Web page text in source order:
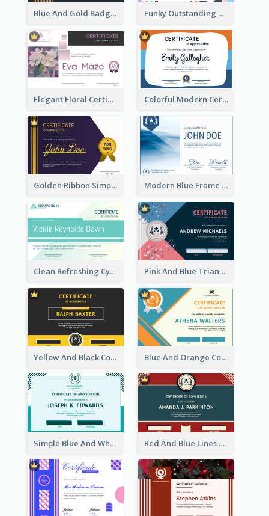
Blue And Gold Badge Appreciation Certificate Funky Outstanding Shapes Certificate Design Template Ideas
Elegant Floral Certificate Design Template Idea Colorful Modern Certificate Design For Student
Golden Ribbon Simple Indigo Certificate Design Modern Blue Frame With Photo Certificate Design
Clean Refreshing Cyber Best Certificate Design Pink And Blue Triangles Confetti Celebration Certificate
Yellow And Black Contrast Simple Certificate Blue And Orange Company Triangles With Badge Certificate
Simple Blue And White Rectangle Certificate Red And Blue Lines And Badge Completion Certificate